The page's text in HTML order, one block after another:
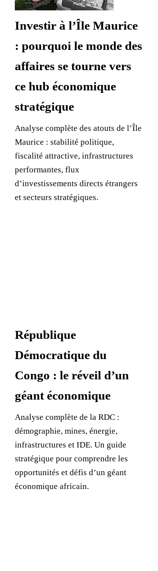
Investir à l’Île Maurice
: pourquoi le monde des
affaires se tourne vers
ce hub économique
stratégique
Analyse complète des atouts de l’Île
Maurice : stabilité politique,
fiscalité attractive, infrastructures
performantes, flux
d’investissements directs étrangers
et secteurs stratégiques.
République
Démocratique du
Congo : le réveil d’un
géant économique
Analyse complète de la RDC :
démographie, mines, énergie,
infrastructures et IDE. Un guide
stratégique pour comprendre les
opportunités et défis d’un géant
économique africain.